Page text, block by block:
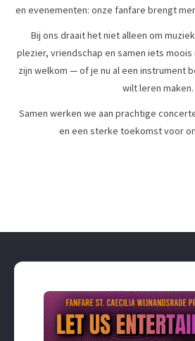
en evenementen: onze fanfare brengt
Bij ons draait het niet alleen om
plezier, vriendschap en samen iets
zijn welkom — of je nu al een instrument
wilt leren maken.
Samen werken we aan prachtige
en een sterke toekomst voor